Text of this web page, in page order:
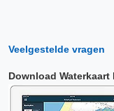
Veelgestelde vragen
Download Waterkaart